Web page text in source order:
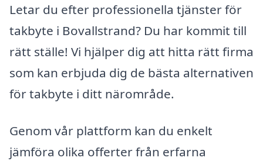
Letar du efter professionella tjänster för
takbyte i Bovallstrand? Du har kommit till
rätt ställe! Vi hjälper dig att hitta rätt firma
som kan erbjuda dig de bästa alternativen
för takbyte i ditt närområde.
Genom vår plattform kan du enkelt
jämföra olika offerter från erfarna